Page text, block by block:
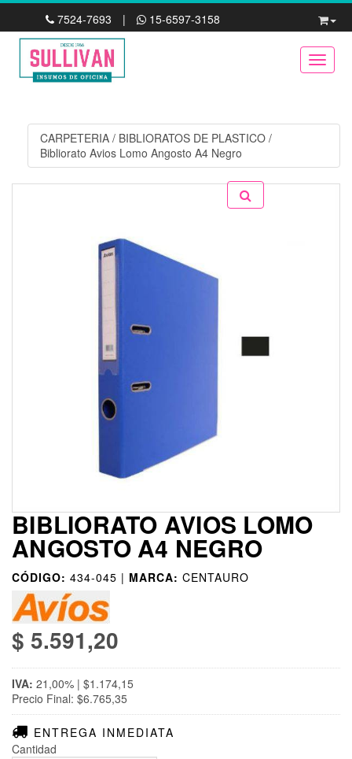
7524-7693 | 15-6597-3158
CARPETERIA / BIBLIORATOS DE PLASTICO /
Bibliorato Avios Lomo Angosto A4 Negro
BIBLIORATO AVIOS LOMO
ANGOSTO A4 NEGRO
CÓDIGO: 434-045 | MARCA: CENTAURO
$ 5.591,20
IVA: 21,00% | $1.174,15
Precio Final: $6.765,35
ENTREGA INMEDIATA
Cantidad